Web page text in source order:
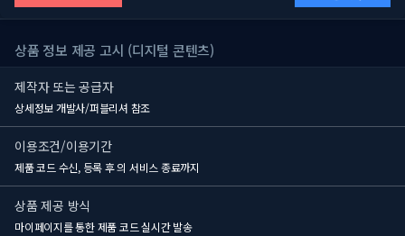
상품 정보 제공 고시 (디지털 콘텐츠)
제작자 또는 공급자
상세정보 개발사/퍼블리셔 참조
이용조건/이용기간
제품 코드 수신, 등록 후의 서비스 종료까지
상품 제공 방식
마이페이지를 통한 제품 코드 실시간 발송